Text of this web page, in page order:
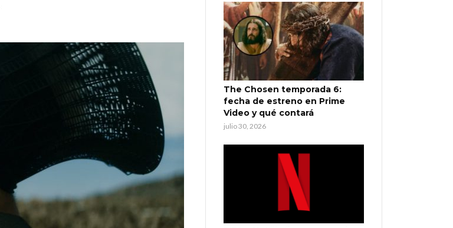
The Chosen temporada 6:
fecha de estreno en Prime
Video y qué contará
julio 30, 2026